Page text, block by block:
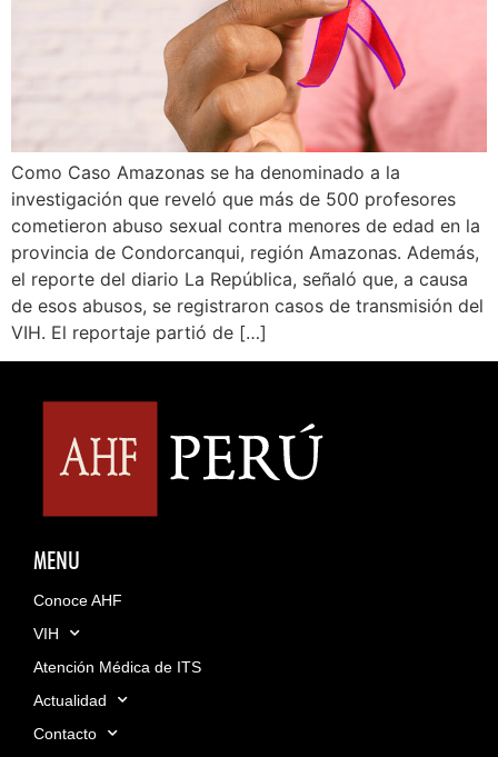
Como Caso Amazonas se ha denominado a la
investigación que reveló que más de 500 profesores
cometieron abuso sexual contra menores de edad en la
provincia de Condorcanqui, región Amazonas. Además,
el reporte del diario La República, señaló que, a causa
de esos abusos, se registraron casos de transmisión del
VIH. El reportaje partió de […]
MENU
Conoce AHF
VIH
Atención Médica de ITS
Actualidad
Contacto